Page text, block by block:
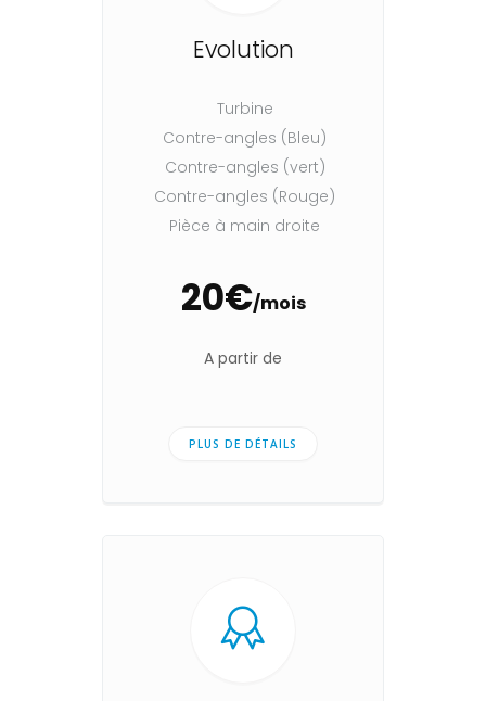
Evolution
Turbine
Contre-angles (Bleu)
Contre-angles (vert)
Contre-angles (Rouge)
Pièce à main droite
20€/mois
A partir de
PLUS DE DÉTAILS